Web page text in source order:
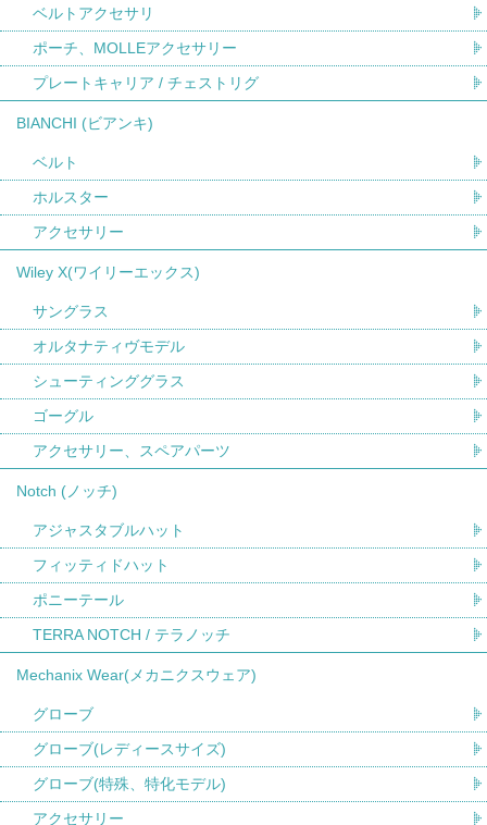
ベルトアクセサリ
ポーチ、MOLLEアクセサリー
プレートキャリア / チェストリグ
BIANCHI (ビアンキ)
ベルト
ホルスター
アクセサリー
Wiley X(ワイリーエックス)
サングラス
オルタナティヴモデル
シューティンググラス
ゴーグル
アクセサリー、スペアパーツ
Notch (ノッチ)
アジャスタブルハット
フィッティドハット
ポニーテール
TERRA NOTCH / テラノッチ
Mechanix Wear(メカニクスウェア)
グローブ
グローブ(レディースサイズ)
グローブ(特殊、特化モデル)
アクセサリー